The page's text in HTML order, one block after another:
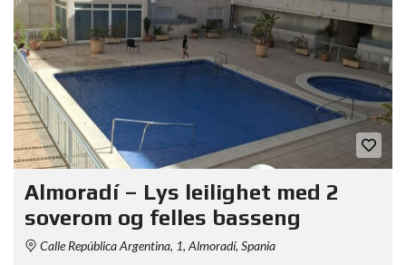
Almoradí – Lys leilighet med 2
soverom og felles basseng
Calle República Argentina, 1, Almoradí, Spania